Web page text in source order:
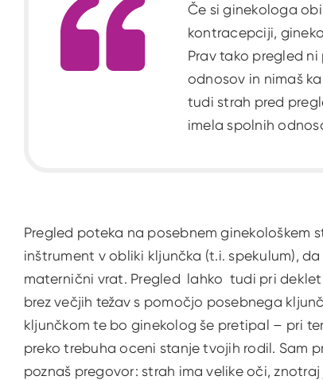
Če si ginekologa
kontracepciji,
Prav tako pregled
odnosov in nimaš
tudi strah pred
imela spolnih
Pregled poteka na posebnem ginekološkem
inštrument v obliki kljunčka (t.i. spekulum),
maternični vrat. Pregled lahko tudi pri
brez večjih težav s pomočjo posebnega
kljunčkom te bo ginekolog še pretipal – pri
preko trebuha oceni stanje tvojih rodil. Sam
poznaš pregovor: strah ima velike oči,